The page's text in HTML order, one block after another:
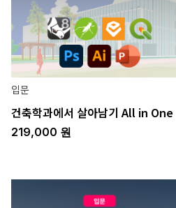
입문
건축학과에서 살아남기 All in One
219,000 원